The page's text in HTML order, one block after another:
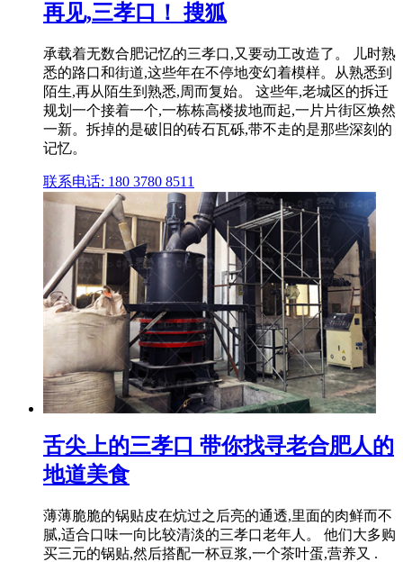
再见,三孝口！ 搜狐
承载着无数合肥记忆的三孝口,又要动工改造了。 儿时熟
悉的路口和街道,这些年在不停地变幻着模样。从熟悉到
陌生,再从陌生到熟悉,周而复始。 这些年,老城区的拆迁
规划一个接着一个,一栋栋高楼拔地而起,一片片街区焕然
一新。拆掉的是破旧的砖石瓦砾,带不走的是那些深刻的
记忆。
联系电话: 180 3780 8511
舌尖上的三孝口 带你找寻老合肥人的
地道美食
薄薄脆脆的锅贴皮在炕过之后亮的通透,里面的肉鲜而不
腻,适合口味一向比较清淡的三孝口老年人。 他们大多购
买三元的锅贴,然后搭配一杯豆浆,一个茶叶蛋,营养又 .